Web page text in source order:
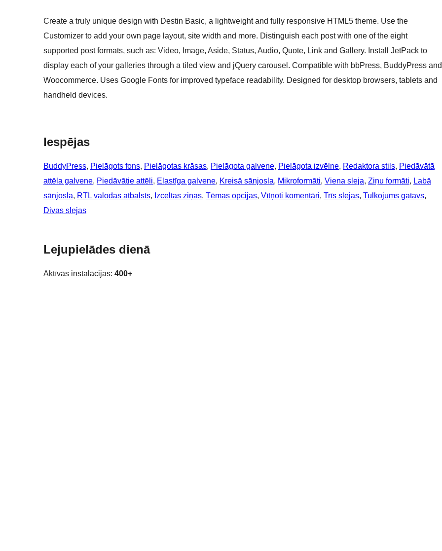
Create a truly unique design with Destin Basic, a lightweight and fully responsive HTML5 theme. Use the
Customizer to add your own page layout, site width and more. Distinguish each post with one of the eight
supported post formats, such as: Video, Image, Aside, Status, Audio, Quote, Link and Gallery. Install JetPack to
display each of your galleries through a tiled view and jQuery carousel. Compatible with bbPress, BuddyPress and
Woocommerce. Uses Google Fonts for improved typeface readability. Designed for desktop browsers, tablets and
handheld devices.
Iespējas
BuddyPress, Pielāgots fons, Pielāgotas krāsas, Pielāgota galvene, Pielāgota izvēlne, Redaktora stils, Piedāvātā
attēla galvene, Piedāvātie attēli, Elastīga galvene, Kreisā sānjosla, Mikroformāti, Viena sleja, Ziņu formāti, Labā
sānjosla, RTL valodas atbalsts, Izceltas ziņas, Tēmas opcijas, Vītņoti komentāri, Trīs slejas, Tulkojums gatavs
Divas slejas
Lejupielādes dienā
Aktīvās instalācijas: 400+